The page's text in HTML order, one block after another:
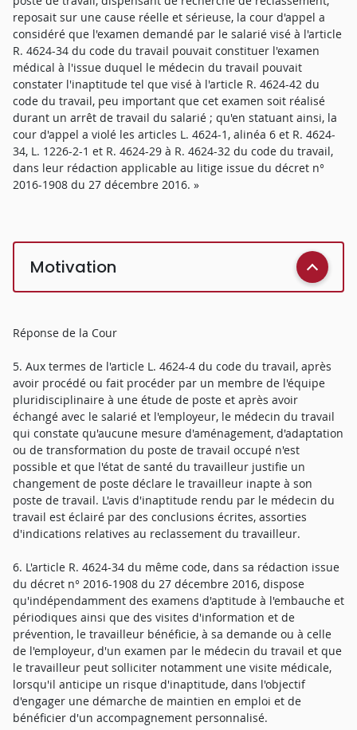
reposait sur une cause réelle et sérieuse, la cour d'appel a
considéré que l'examen demandé par le salarié visé à l'article
R. 4624-34 du code du travail pouvait constituer l'examen
médical à l'issue duquel le médecin du travail pouvait
constater l'inaptitude tel que visé à l'article R. 4624-42 du
code du travail, peu important que cet examen soit réalisé
durant un arrêt de travail du salarié ; qu'en statuant ainsi, la
cour d'appel a violé les articles L. 4624-1, alinéa 6 et R. 4624-
34, L. 1226-2-1 et R. 4624-29 à R. 4624-32 du code du travail,
dans leur rédaction applicable au litige issue du décret n°
2016-1908 du 27 décembre 2016. »
Motivation
Réponse de la Cour
5. Aux termes de l'article L. 4624-4 du code du travail, après
avoir procédé ou fait procéder par un membre de l'équipe
pluridisciplinaire à une étude de poste et après avoir
échangé avec le salarié et l'employeur, le médecin du travail
qui constate qu'aucune mesure d'aménagement, d'adaptation
ou de transformation du poste de travail occupé n'est
possible et que l'état de santé du travailleur justifie un
changement de poste déclare le travailleur inapte à son
poste de travail. L'avis d'inaptitude rendu par le médecin du
travail est éclairé par des conclusions écrites, assorties
d'indications relatives au reclassement du travailleur.
6. L'article R. 4624-34 du même code, dans sa rédaction issue
du décret n° 2016-1908 du 27 décembre 2016, dispose
qu'indépendamment des examens d'aptitude à l'embauche et
périodiques ainsi que des visites d'information et de
prévention, le travailleur bénéficie, à sa demande ou à celle
de l'employeur, d'un examen par le médecin du travail et que
le travailleur peut solliciter notamment une visite médicale,
lorsqu'il anticipe un risque d'inaptitude, dans l'objectif
d'engager une démarche de maintien en emploi et de
bénéficier d'un accompagnement personnalisé.